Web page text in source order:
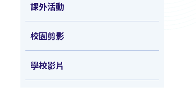
課外活動
校園剪影
學校影片